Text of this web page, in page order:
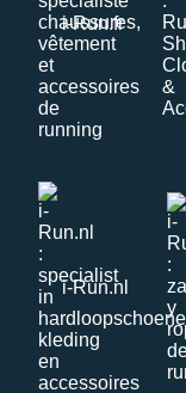
i-Run.fr
i-Run.nl